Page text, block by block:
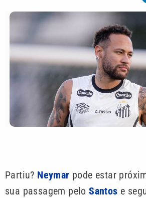
Partiu? Neymar pode estar
sua passagem peloSantos e